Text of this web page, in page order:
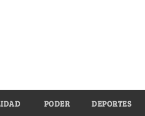
PODER DEPORTES